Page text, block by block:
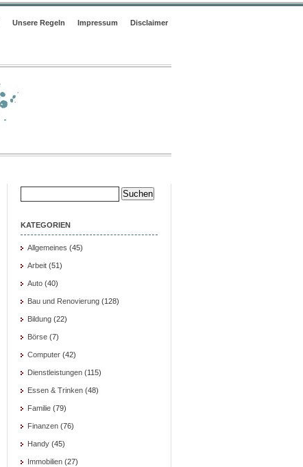
Unsere Regeln Impressum Disclaimer
Suche
nach:
KATEGORIEN
Allgemeines (45)
Arbeit (51)
Auto (40)
Bau und Renovierung (128)
Bildung (22)
Börse (7)
Computer (42)
Dienstleistungen (115)
Essen & Trinken (48)
Familie (79)
Finanzen (76)
Handy (45)
Immobilien (27)